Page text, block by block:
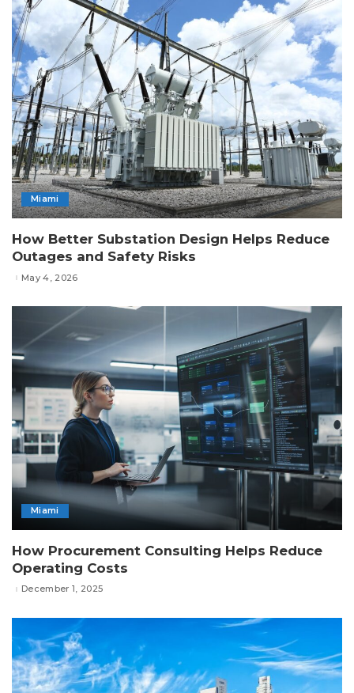
Miami
How Better Substation Design Helps Reduce
Outages and Safety Risks
May 4, 2026
Miami
How Procurement Consulting Helps Reduce
Operating Costs
December 1, 2025